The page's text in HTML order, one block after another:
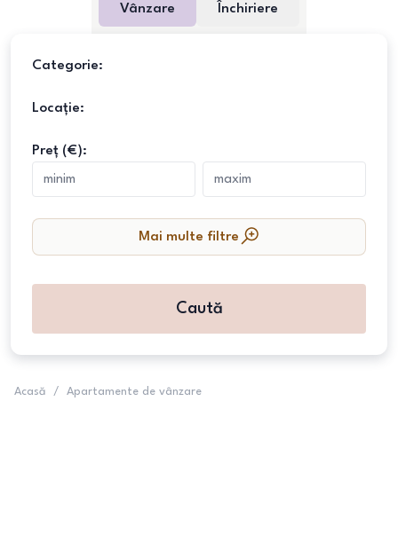
Vânzare Închiriere
Categorie:
Locație:
Preț (€):
Mai multe filtre
Caută
Acasă / Apartamente de vânzare